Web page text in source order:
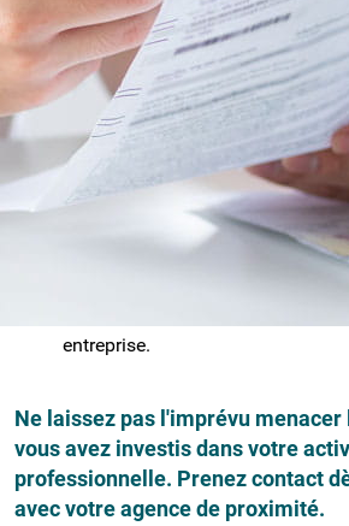
Nos conseillers experts sont à
pour réaliser un audit gratuit
actuels et de vos besoins réels.
Étape 1 :
Contactez-nous via
demande de devis en ligne ou par
Un conseiller spécialisé
professionnels étudie votre
Vous recevez une
transparente et optimisée pour
entreprise.
Ne laissez pas l'imprévu
vous avez investis dans votre
professionnelle. Prenez contact
avec votre agence de proximité.